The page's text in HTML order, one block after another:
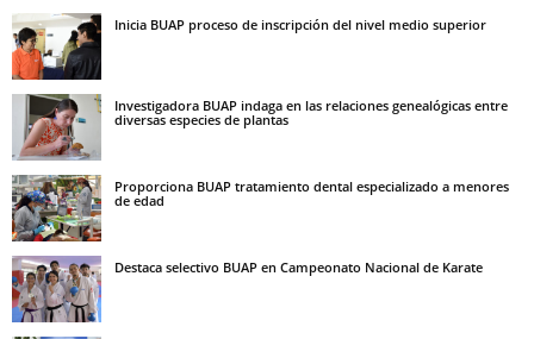
Inicia BUAP proceso de inscripción del nivel medio superior
Investigadora BUAP indaga en las relaciones genealógicas entre
diversas especies de plantas
Proporciona BUAP tratamiento dental especializado a menores
de edad
Destaca selectivo BUAP en Campeonato Nacional de Karate